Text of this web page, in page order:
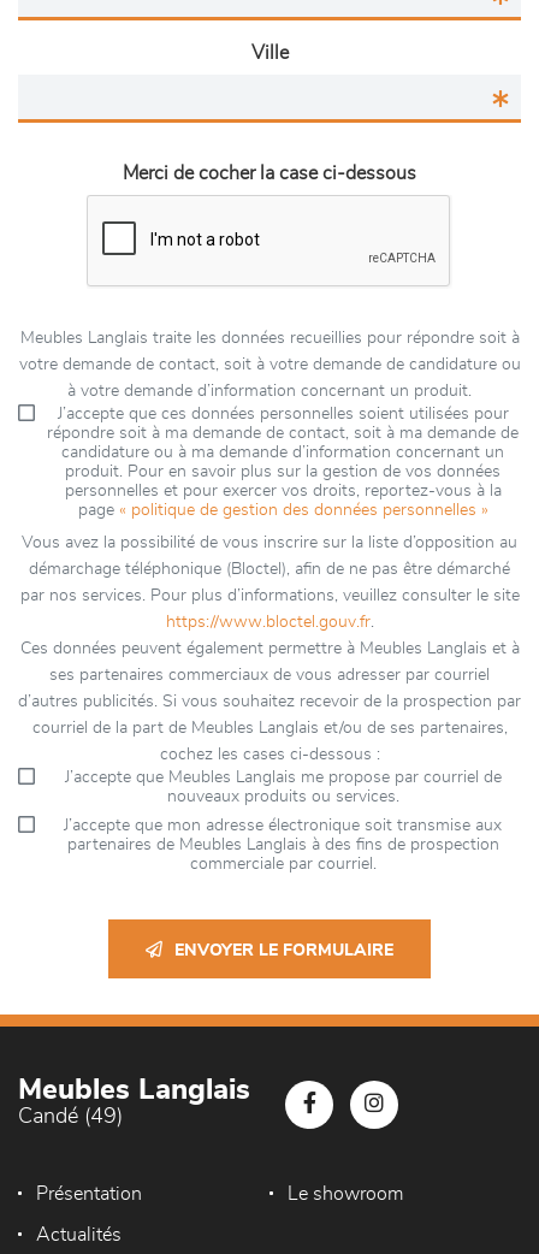
Ville
Merci de cocher la case ci-dessous
Meubles Langlais traite les données recueillies pour répondre soit à
votre demande de contact, soit à votre demande de candidature ou
à votre demande d’information concernant un produit.
J’accepte que ces données personnelles soient utilisées pour
répondre soit à ma demande de contact, soit à ma demande de
candidature ou à ma demande d’information concernant un
produit. Pour en savoir plus sur la gestion de vos données
personnelles et pour exercer vos droits, reportez-vous à la
page « politique de gestion des données personnelles »
Vous avez la possibilité de vous inscrire sur la liste d’opposition au
démarchage téléphonique (Bloctel), afin de ne pas être démarché
par nos services. Pour plus d’informations, veuillez consulter le site
https://www.bloctel.gouv.fr.
Ces données peuvent également permettre à Meubles Langlais et à
ses partenaires commerciaux de vous adresser par courriel
d’autres publicités. Si vous souhaitez recevoir de la prospection par
courriel de la part de Meubles Langlais et/ou de ses partenaires,
cochez les cases ci-dessous :
J’accepte que Meubles Langlais me propose par courriel de
nouveaux produits ou services.
J’accepte que mon adresse électronique soit transmise aux
partenaires de Meubles Langlais à des fins de prospection
commerciale par courriel.
ENVOYER LE FORMULAIRE
Meubles Langlais
Candé (49)
Présentation Le showroom
Actualités